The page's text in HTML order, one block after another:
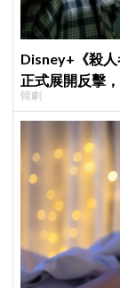
Disney+《殺
正式展開反擊
韓劇